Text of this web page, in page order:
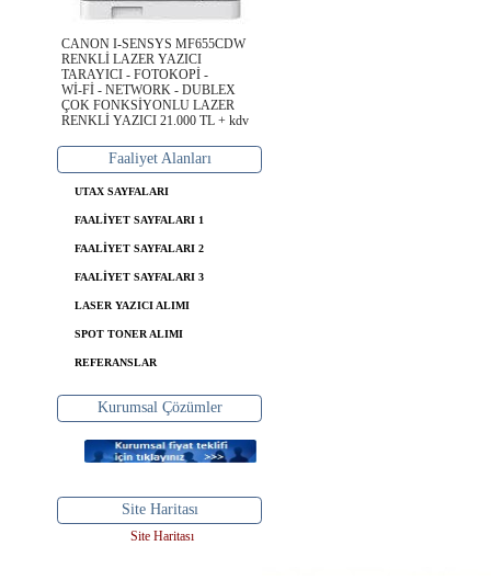
CANON I-SENSYS MF655CDW
RENKLİ LAZER YAZICI
TARAYICI - FOTOKOPİ -
Wİ-Fİ - NETWORK - DUBLEX
ÇOK FONKSİYONLU LAZER
RENKLİ YAZICI 21.000 TL + kdv
Faaliyet Alanları
UTAX SAYFALARI
FAALİYET SAYFALARI 1
FAALİYET SAYFALARI 2
FAALİYET SAYFALARI 3
LASER YAZICI ALIMI
SPOT TONER ALIMI
REFERANSLAR
Kurumsal Çözümler
Site Haritası
Site Haritası